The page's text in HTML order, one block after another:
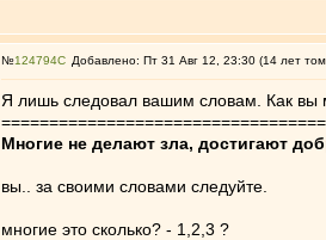
№124794 Добавлено: Пт 31 Авг 12, 23:30 (14 лет
Я лишь следовал вашим словам. Как вы
Многие не делают зла, достигают
вы.. за своими словами следуйте.
многие это сколько? - 1,2,3 ?